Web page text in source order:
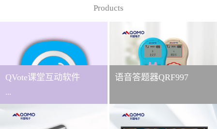
Products
QVote课堂互动软件
...
语音答题器QRF997